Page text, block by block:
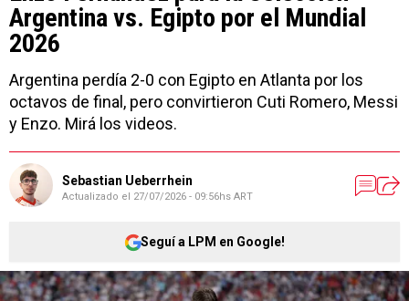
Argentina vs. Egipto por el Mundial
2026
Argentina perdía 2-0 con Egipto en Atlanta por los
octavos de final, pero convirtieron Cuti Romero, Messi
y Enzo. Mirá los videos.
Sebastian Ueberrhein
Actualizado el 27/07/2026 - 09:56hs ART
Seguí a LPM en Google!